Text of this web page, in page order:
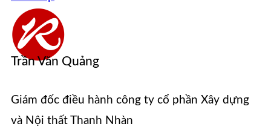
Trần Văn Quảng
Giám đốc điều hành công ty cổ phần Xây dựng
và Nội thất Thanh Nhàn